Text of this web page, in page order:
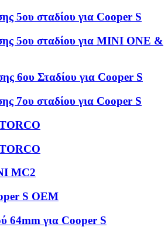
5ου σταδίου για Cooper S
5ου σταδίου για MINI ONE &
6ου Σταδίου για Cooper S
7ου σταδίου για Cooper S
MC2
S OEM
64mm για Cooper S